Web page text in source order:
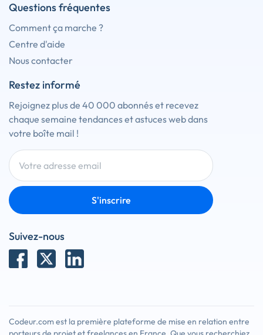
Questions fréquentes
Comment ça marche ?
Centre d'aide
Nous contacter
Restez informé
Rejoignez plus de 40 000 abonnés et recevez
chaque semaine tendances et astuces web dans
votre boîte mail !
S'inscrire
Suivez-nous
Codeur.com est la première plateforme de mise en relation entre